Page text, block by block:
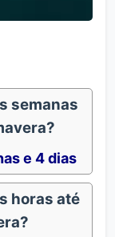
semanas
e 4 dias
horas até